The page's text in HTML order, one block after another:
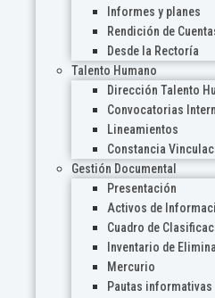
Informes y planes
Rendición de
Desde la Rectoría
Talento Humano
Dirección Talento
Convocatorias
Lineamientos
Constancia
Gestión Documental
Presentación
Activos de
Cuadro de
Inventario de
Mercurio
Pautas informativas